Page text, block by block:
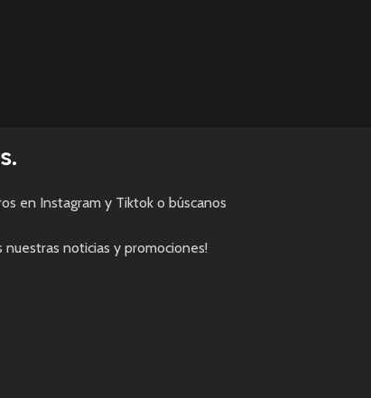
en Instagram y Tiktok o búscanos
nuestras noticias y promociones!